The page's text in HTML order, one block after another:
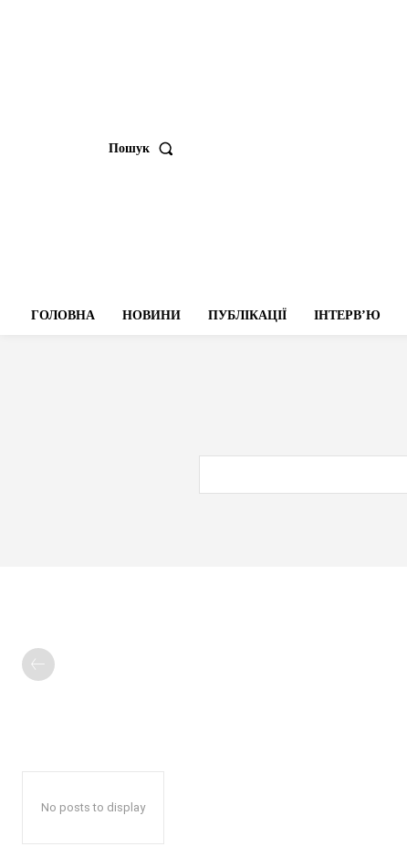
Пошук
ГОЛОВНА НОВИНИ ПУБЛІКАЦІЇ ІНТЕРВʼЮ
No posts to display